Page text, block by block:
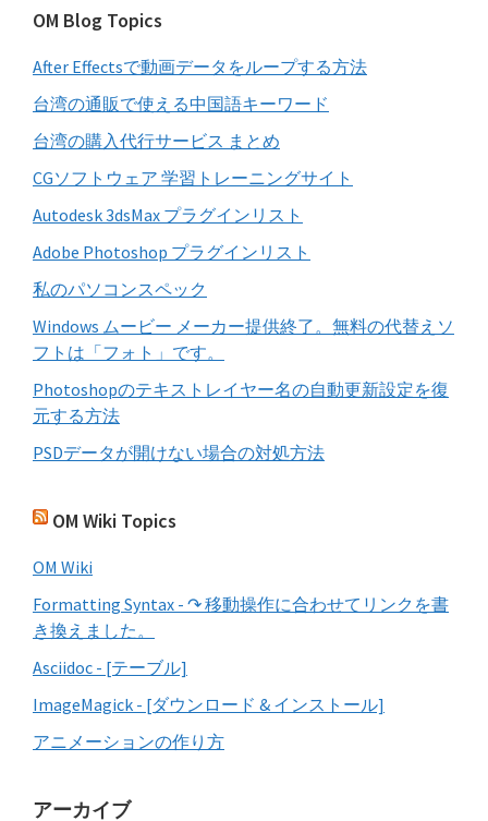
バ
ー
ト
検
索
す
る
OM Blog Topics
After Effectsで動画データをループする方法
台湾の通販で使える中国語キーワード
台湾の購入代行サービス まとめ
CGソフトウェア 学習トレーニングサイト
Autodesk 3dsMax プラグインリスト
Adobe Photoshop プラグインリスト
私のパソコンスペック
Windows ムービー メーカー提供終了。無料の代替えソ
フトは「フォト」です。
Photoshopのテキストレイヤー名の自動更新設定を復
元する方法
PSDデータが開けない場合の対処方法
OM Wiki Topics
OM Wiki
Formatting Syntax - ↷ 移動操作に合わせてリンクを書
き換えました。
Asciidoc - [テーブル]
ImageMagick - [ダウンロード & インストール]
アニメーションの作り方
アーカイブ